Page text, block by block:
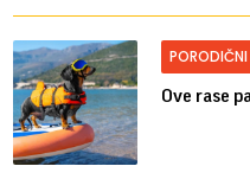
Ove rase